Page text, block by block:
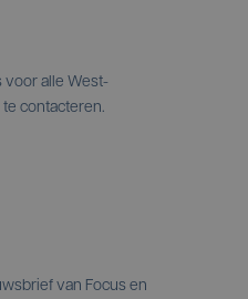
voor alle West-
contacteren.
van Focus en